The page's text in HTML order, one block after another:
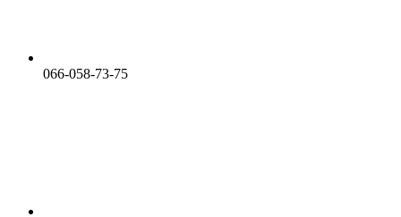
066-058-73-75